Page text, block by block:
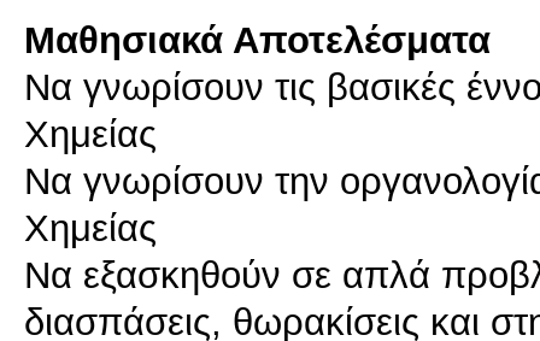
Μαθησιακά Αποτελέσματα
Να γνωρίσουν τις βασικές
Χημείας
Να γνωρίσουν την
Χημείας
Να εξασκηθούν σε απλά
διασπάσεις, θωρακίσεις και